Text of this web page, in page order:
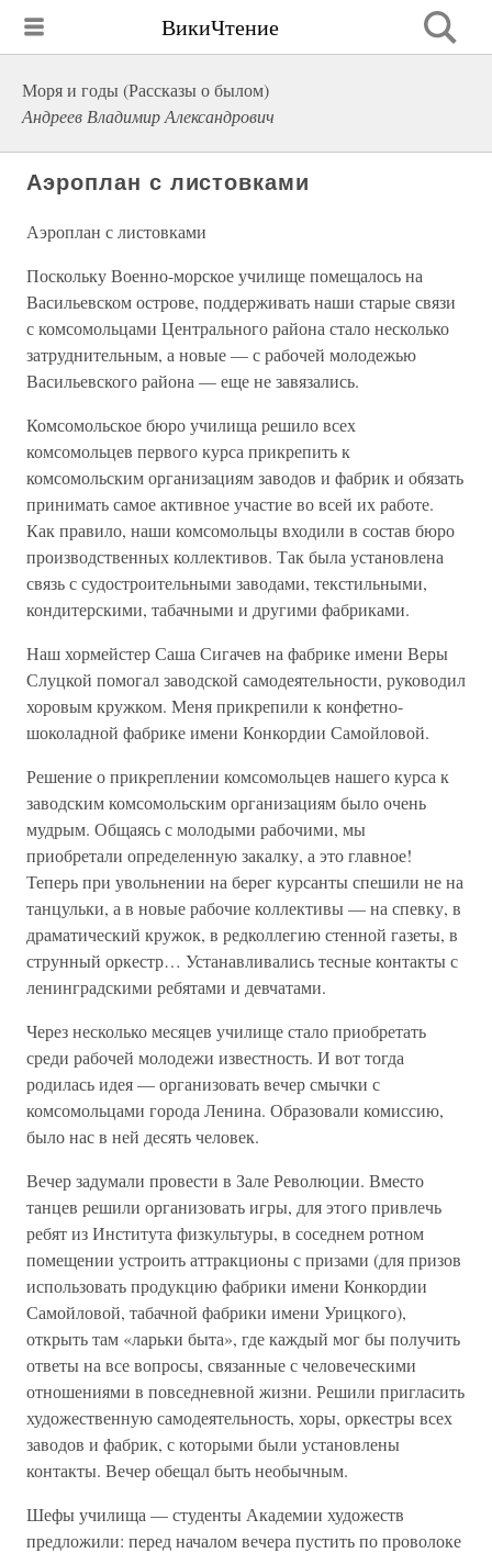
ВикиЧтение
Моря и годы (Рассказы о былом)
Андреев Владимир Александрович
Аэроплан с листовками
Аэроплан с листовками
Поскольку Военно-морское училище помещалось на
Васильевском острове, поддерживать наши старые связи
с комсомольцами Центрального района стало несколько
затруднительным, а новые — с рабочей молодежью
Васильевского района — еще не завязались.
Комсомольское бюро училища решило всех
комсомольцев первого курса прикрепить к
комсомольским организациям заводов и фабрик и обязать
принимать самое активное участие во всей их работе.
Как правило, наши комсомольцы входили в состав бюро
производственных коллективов. Так была установлена
связь с судостроительными заводами, текстильными,
кондитерскими, табачными и другими фабриками.
Наш хормейстер Саша Сигачев на фабрике имени Веры
Слуцкой помогал заводской самодеятельности, руководил
хоровым кружком. Меня прикрепили к конфетно-
шоколадной фабрике имени Конкордии Самойловой.
Решение о прикреплении комсомольцев нашего курса к
заводским комсомольским организациям было очень
мудрым. Общаясь с молодыми рабочими, мы
приобретали определенную закалку, а это главное!
Теперь при увольнении на берег курсанты спешили не на
танцульки, а в новые рабочие коллективы — на спевку, в
драматический кружок, в редколлегию стенной газеты, в
струнный оркестр… Устанавливались тесные контакты с
ленинградскими ребятами и девчатами.
Через несколько месяцев училище стало приобретать
среди рабочей молодежи известность. И вот тогда
родилась идея — организовать вечер смычки с
комсомольцами города Ленина. Образовали комиссию,
было нас в ней десять человек.
Вечер задумали провести в Зале Революции. Вместо
танцев решили организовать игры, для этого привлечь
ребят из Института физкультуры, в соседнем ротном
помещении устроить аттракционы с призами (для призов
использовать продукцию фабрики имени Конкордии
Самойловой, табачной фабрики имени Урицкого),
открыть там «ларьки быта», где каждый мог бы получить
ответы на все вопросы, связанные с человеческими
отношениями в повседневной жизни. Решили пригласить
художественную самодеятельность, хоры, оркестры всех
заводов и фабрик, с которыми были установлены
контакты. Вечер обещал быть необычным.
Шефы училища — студенты Академии художеств
предложили: перед началом вечера пустить по проволоке